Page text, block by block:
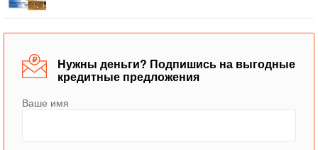
Нужны деньги? Подпишись на выгодные
кредитные предложения
Ваше имя